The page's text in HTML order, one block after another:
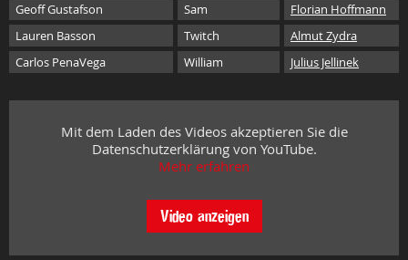
Geoff Gustafson
Sam
Florian Hoffmann
Lauren Basson
Twitch
Almut Zydra
Carlos PenaVega
William Julius Jellinek
Mit dem Laden des Videos akzeptieren Sie die
Datenschutzerklärung von YouTube.
Mehr erfahren
Video anzeigen